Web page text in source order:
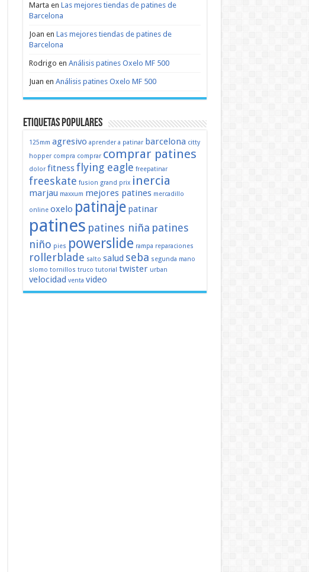
Marta en Las mejores tiendas de patines de
Barcelona
Joan en Las mejores tiendas de patines de
Barcelona
Rodrigo en Análisis patines Oxelo MF 500
Juan en Análisis patines Oxelo MF 500
Etiquetas populares
125mm agresivo aprender a patinar barcelona citty
hopper compra comprar comprar patines
dolor fitnessflying eagle freepatinar
freeskate fusion grand prix inercia
marjau maxxum mejores patines mercadillo
online oxelo patinaje patinar
patines patines niña patines
niño pies powerslide rampa reparaciones
rollerblade salto salud seba segunda mano
slomo tornillos truco tutorial twister urban
velocidad venta video